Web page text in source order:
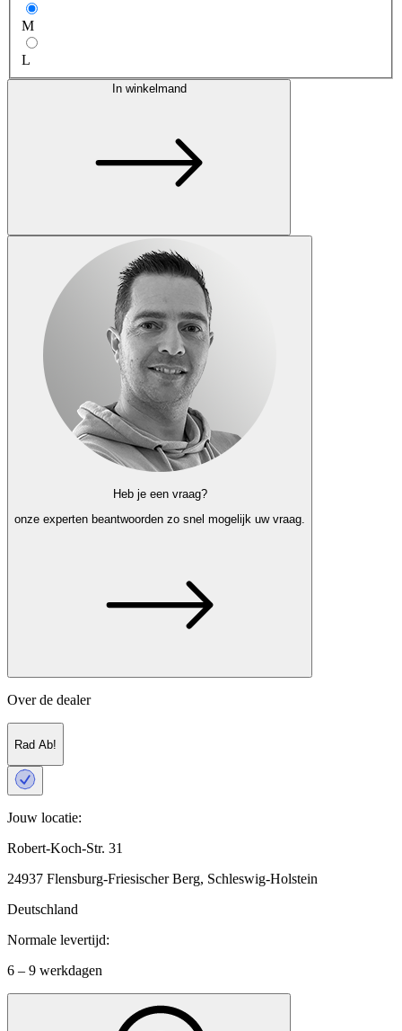
M
L
In winkelmand
Heb je een vraag?
onze experten beantwoorden zo snel mogelijk uw vraag.
Over de dealer
Rad Ab!
Jouw locatie:
Robert-Koch-Str. 31
24937 Flensburg-Friesischer Berg, Schleswig-Holstein
Deutschland
Normale levertijd:
6 – 9 werkdagen